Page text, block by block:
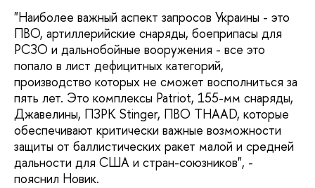
"Наиболее важный аспект запросов Украины - это
ПВО, артиллерийские снаряды, боеприпасы для
РСЗО и дальнобойные вооружения - все это
попало в лист дефицитных категорий,
производство которых не сможет восполниться за
пять лет. Это комплексы Patriot, 155-мм снаряды,
Джавелины, ПЗРК Stinger, ПВО THAAD, которые
обеспечивают критически важные возможности
защиты от баллистических ракет малой и средней
дальности для США и стран-союзников", -
пояснил Новик.